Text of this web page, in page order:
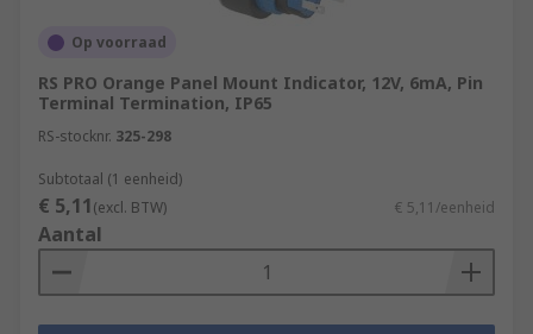
Op voorraad
RS PRO Orange Panel Mount Indicator, 12V, 6mA, Pin
Terminal Termination, IP65
RS-stocknr. 325-298
Subtotaal (1 eenheid)
€ 5,11(excl. BTW) € 5,11/eenheid
Aantal